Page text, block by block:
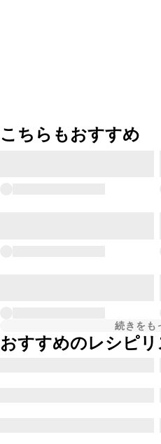
こちらもおすすめ
続きをも
おすすめのレシピリ